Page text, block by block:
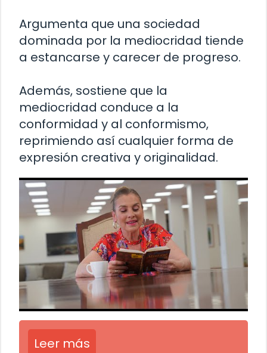
Argumenta que una sociedad
dominada por la mediocridad tiende
a estancarse y carecer de progreso.
Además, sostiene que la
mediocridad conduce a la
conformidad y al conformismo,
reprimiendo así cualquier forma de
expresión creativa y originalidad.
Leer más